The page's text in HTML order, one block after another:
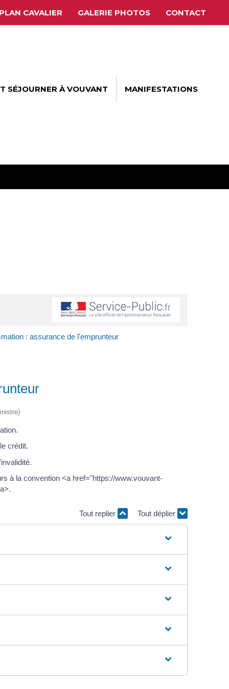
PLAN CAVALIER GALERIE PHOTOS CONTACT
SÉJOURNER À VOUVANT MANIFESTATIONS
: assurance de l'emprunteur
crédit.
à la convention <a href="https://www.vouvant-
Tout replier Tout déplier